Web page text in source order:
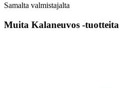
Samalta valmistajalta
Muita Kalaneuvos -tuotteita